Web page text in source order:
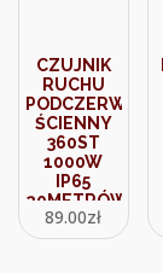
CZUJNIK
RUCHU
PODCZERWIEŃ
ŚCIENNY
360ST
1000W
IP65
20METRÓW
LED V-TAC
VT-8083
89.00zł